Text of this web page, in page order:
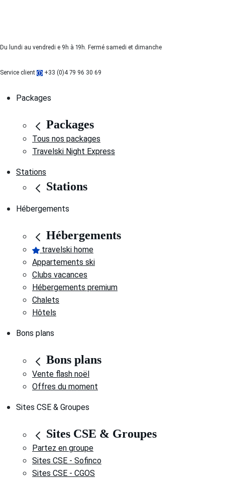
Du lundi au vendredi e 9h à 19h. Fermé samedi et dimanche
Service client +33 (0)4 79 96 30 69
Packages
Packages
Tous nos packages
Travelski Night Express
Stations
Stations
Hébergements
Hébergements
travelski home
Appartements ski
Clubs vacances
Hébergements premium
Chalets
Hôtels
Bons plans
Bons plans
Vente flash noël
Offres du moment
Sites CSE & Groupes
Sites CSE & Groupes
Partez en groupe
Sites CSE - Sofinco
Sites CSE - CGOS